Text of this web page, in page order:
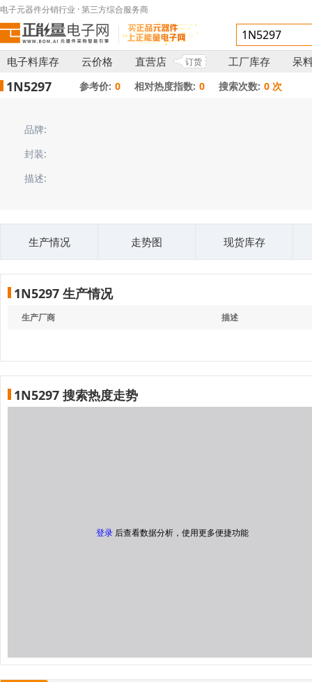
电子元器件分销行业 · 第三方综合服务商
电子料库存 云价格 直营店 订货 工厂库存 呆
1N5297 参考价: 0 相对热度指数: 0 搜索次数: 0 次
品牌:
封装:
描述:
生产情况 走势图 现货库存
1N5297 生产情况
生产厂商 描述
1N5297 搜索热度走势
登录 后查看数据分析，使用更多便捷功能